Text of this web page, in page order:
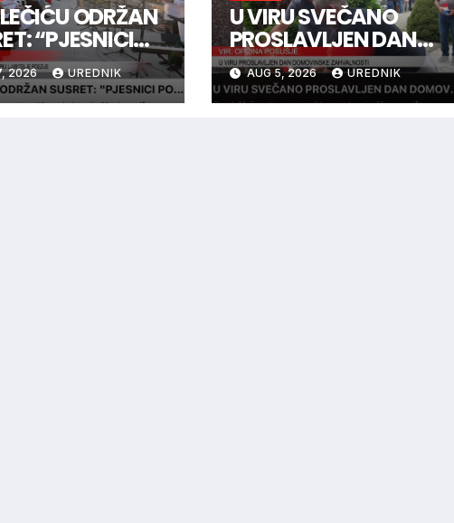
ODRŽAN
“PJESNICI
2026 UREDNIK
U VIRU SVEČANO
PROSLAVLJEN DAN
DOMOVINSKE
ZAHVALNOSTI
AUG 5, 2026 UREDNIK